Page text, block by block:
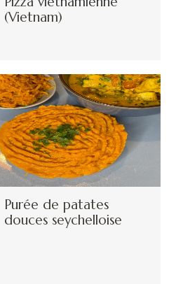
(Vietnam)
Purée de patates
douces seychelloise